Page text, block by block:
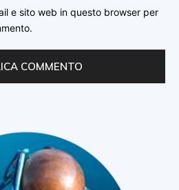
e sito web in questo browser per